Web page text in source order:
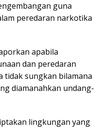
guna
peredaran narkotika
apabila
dan peredaran
tidak sungkan bilamana
diamanahkan undang-
lingkungan yang